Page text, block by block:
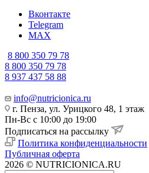
Вконтакте
Telegram
MAX
8 800 350 79 78
8 800 350 79 78
8 937 437 58 88
info@nutricionica.ru
г. Пенза, ул. Урицкого 48, 1 этаж
Пн-Вс с 10:00 до 19:00
Подписаться на рассылку
Политика конфиденциальности
Публичная оферта
2026 © NUTRICIONICA.RU